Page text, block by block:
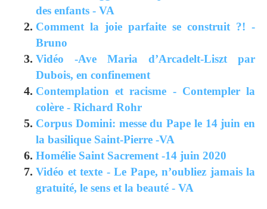
des enfants - VA
Comment la joie parfaite se construit ?! -
Bruno
Vidéo -Ave Maria d’Arcadelt-Liszt par
Dubois, en confinement
Contemplation et racisme - Contempler la
colère - Richard Rohr
Corpus Domini: messe du Pape le 14 juin en
la basilique Saint-Pierre -VA
Homélie Saint Sacrement -14 juin 2020
Vidéo et texte - Le Pape, n’oubliez jamais la
gratuité, le sens et la beauté - VA